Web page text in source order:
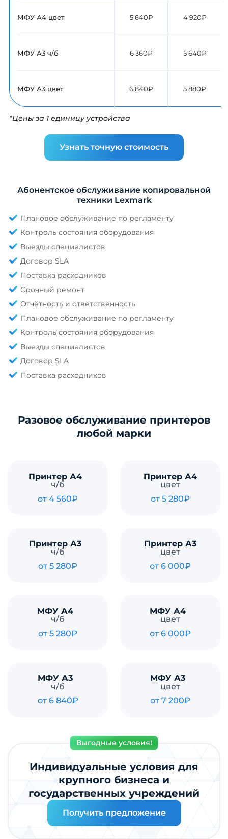
МФУ А4 цвет
МФУ А3 ч/б
МФУ А3 цвет
5 640₽
6 360₽
6 840₽
4 920₽
5 640₽
5 880₽
*Цены за 1 единицу устройства
Узнать точную стоимость
Абонентское обслуживание копировальной
техники Lexmark
Плановое обслуживание по регламенту
Контроль состояния оборудования
Выезды специалистов
Договор SLA
Поставка расходников
Срочный ремонт
Отчётность и ответственность
Плановое обслуживание по регламенту
Контроль состояния оборудования
Выезды специалистов
Договор SLA
Поставка расходников
Разовое обслуживание принтеров
любой марки
Принтер А4
ч/б
от 4 560₽
Принтер А4
цвет
от 5 280₽
Принтер А3
ч/б
от 5 280₽
Принтер А3
цвет
от 6 000₽
МФУ А4
ч/б
от 5 280₽
МФУ А4
цвет
от 6 000₽
МФУ А3
ч/б
от 6 840₽
МФУ А3
цвет
от 7 200₽
Выгодные условия!
Индивидуальные условия для
крупного бизнеса и
государственных учреждений
Получить предложение